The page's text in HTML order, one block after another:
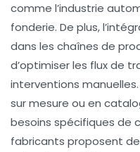
comme l’industrie
fonderie. De plus,
dans les chaînes de
d’optimiser les flux de
interventions
sur mesure ou en
besoins spécifiques de
fabricants proposent